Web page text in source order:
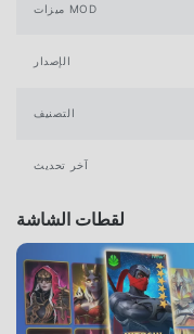
ميزات MOD
الإصدار
التصنيف
آخر تحديث
لقطات الشاشة